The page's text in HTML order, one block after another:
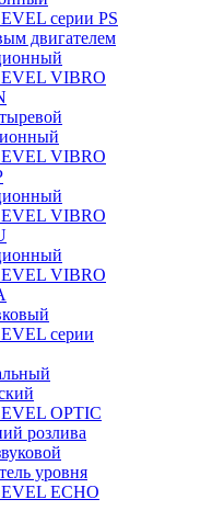
серии PS
двигателем
VIBRO
VIBRO
VIBRO
VIBRO
серии
OPTIC
розлива
уровня
ECHO